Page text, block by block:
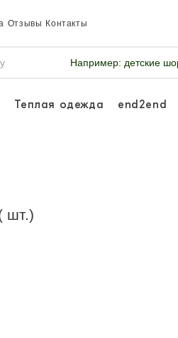
Отзывы Контакты
Например: детские
Теплая одежда end2end
шт.)